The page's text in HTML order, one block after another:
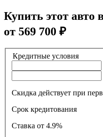
Купить этот авто
от 569 700 ₽
Кредитные условия
Скидка действует при
Срок кредитования
Ставка
от 4.9%